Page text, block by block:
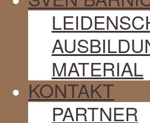
MATERIAL
KONTAKT
PARTNER